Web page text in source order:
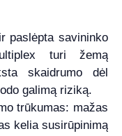
paslėpta savininko
turi žemą
skaidrumo dėl
galimą riziką.
trūkumas: mažas
kelia susirūpinimą